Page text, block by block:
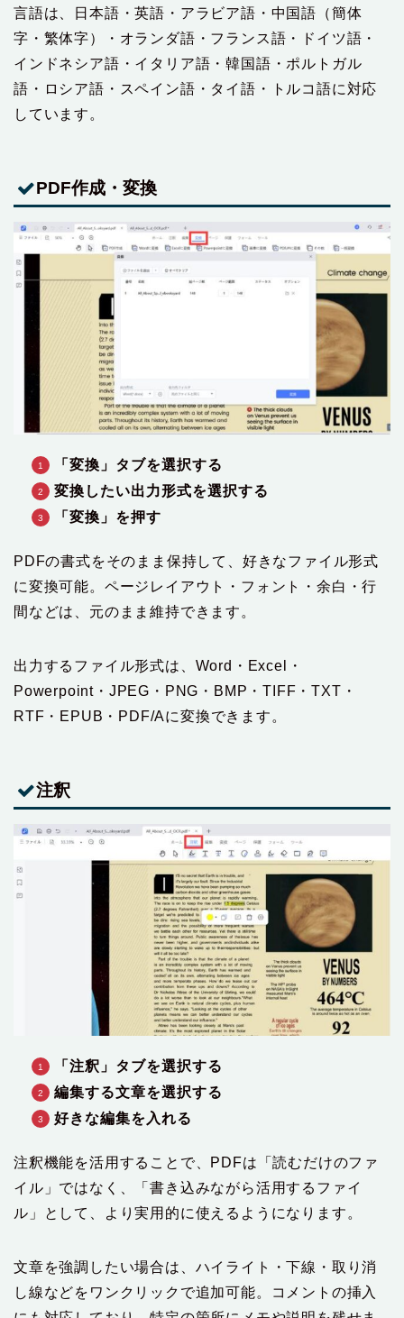
言語は、日本語・英語・アラビア語・中国語（簡体
字・繁体字）・オランダ語・フランス語・ドイツ語・
インドネシア語・イタリア語・韓国語・ポルトガル
語・ロシア語・スペイン語・タイ語・トルコ語に対応
しています。
PDF作成・変換
「変換」タブを選択する
変換したい出力形式を選択する
「変換」を押す
PDFの書式をそのまま保持して、好きなファイル形式
に変換可能。ページレイアウト・フォント・余白・行
間などは、元のまま維持できます。
出力するファイル形式は、Word・Excel・
Powerpoint・JPEG・PNG・BMP・TIFF・TXT・
RTF・EPUB・PDF/Aに変換できます。
注釈
「注釈」タブを選択する
編集する文章を選択する
好きな編集を入れる
注釈機能を活用することで、PDFは「読むだけのファ
イル」ではなく、「書き込みながら活用するファイ
ル」として、より実用的に使えるようになります。
文章を強調したい場合は、ハイライト・下線・取り消
し線などをワンクリックで追加可能。コメントの挿入